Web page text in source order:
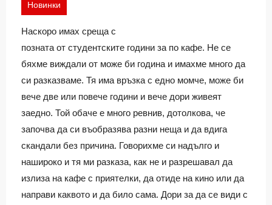
Новинки
Наскоро имах среща с
позната от студентските години за по кафе. Не се
бяхме виждали от може би година и имахме много да
си разказваме. Тя има връзка с едно момче, може би
вече две или повече години и вече дори живеят
заедно. Той обаче е много ревнив, дотолкова, че
започва да си въобразява разни неща и да вдига
скандали без причина. Говорихме си надълго и
нашироко и тя ми разказа, как не и разрешавал да
излиза на кафе с приятелки, да отиде на кино или да
направи каквото и да било сама. Дори за да се види с